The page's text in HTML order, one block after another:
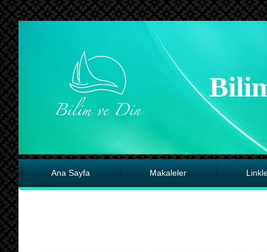
Ana Sayfa Makaleler